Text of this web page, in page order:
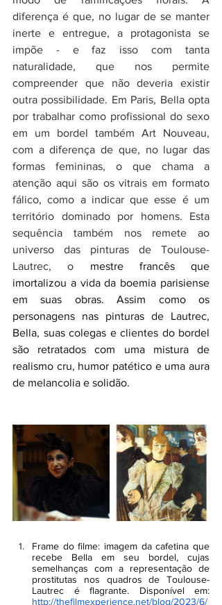
diferença é que, no lugar de se manter
inerte e entregue, a protagonista se
impõe - e faz isso com tanta
naturalidade, que nos permite
compreender que não deveria existir
outra possibilidade. Em Paris, Bella opta
por trabalhar como profissional do sexo
em um bordel também Art Nouveau,
com a diferença de que, no lugar das
formas femininas, o que chama a
atenção aqui são os vitrais em formato
fálico, como a indicar que esse é um
território dominado por homens. Esta
sequência também nos remete ao
universo das pinturas de Toulouse-
Lautrec, o mestre francês que
imortalizou a vida da boemia parisiense
em suas obras. Assim como os
personagens nas pinturas de Lautrec,
Bella, suas colegas e clientes do bordel
são retratados com uma mistura de
realismo cru, humor patético e uma aura
de melancolia e solidão.
Frame do filme: imagem da cafetina que
recebe Bella em seu bordel, cujas
semelhanças com a representação de
prostitutas nos quadros de Toulouse-
http://thefilmexperience.net/blog/2023/6/